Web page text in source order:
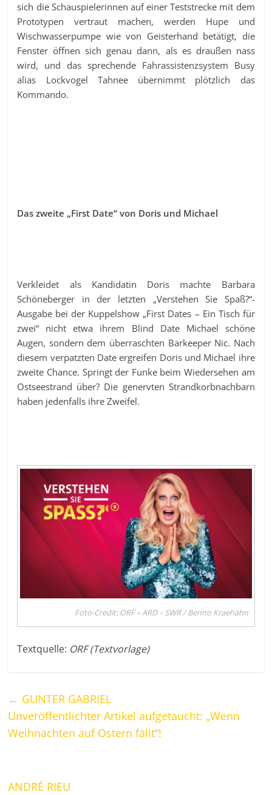
sich die Schauspielerinnen auf einer Teststrecke mit dem
Prototypen vertraut machen, werden Hupe und
Wischwasserpumpe wie von Geisterhand betätigt, die
Fenster öffnen sich genau dann, als es draußen nass
wird, und das sprechende Fahrassistenzsystem Busy
alias Lockvogel Tahnee übernimmt plötzlich das
Kommando.
Das zweite „First Date“ von Doris und Michael
Verkleidet als Kandidatin Doris machte Barbara
Schöneberger in der letzten „Verstehen Sie Spaß?“-
Ausgabe bei der Kuppelshow „First Dates – Ein Tisch für
zwei“ nicht etwa ihrem Blind Date Michael schöne
Augen, sondern dem überraschten Barkeeper Nic. Nach
diesem verpatzten Date ergreifen Doris und Michael ihre
zweite Chance. Springt der Funke beim Wiedersehen am
Ostseestrand über? Die genervten Strandkorbnachbarn
haben jedenfalls ihre Zweifel.
Foto-Credit: ORF – ARD – SWR / Benno Kraehahn
Textquelle: ORF (Textvorlage)
← GUNTER GABRIEL
Unveröffentlichter Artikel aufgetaucht: „Wenn
Weihnachten auf Ostern fällt“!
ANDRÉ RIEU